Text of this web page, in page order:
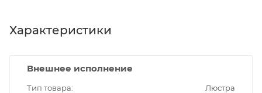
Характеристики
Внешнее исполнение
Тип товара
Люстра